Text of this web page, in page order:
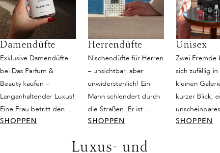
Damendüfte
Exklusive Damendüfte
bei Das Parfum &
Beauty kaufen –
Langanhaltender Luxus!
Eine Frau betritt den
Raum, und es ist, als
SHOPPEN
Herrendüfte
Nischendüfte für Herren
– unsichtbar, aber
unwiderstehlich! Ein
Mann schlendert durch
die Straßen. Er ist
attraktiv, schlicht
dennoch eine gewisse
SHOPPEN
Unisex
Zwei Fremde
sich zufällig
kleinen
kurzer Blick,
doch dann
SHOPPEN
Luxus- und